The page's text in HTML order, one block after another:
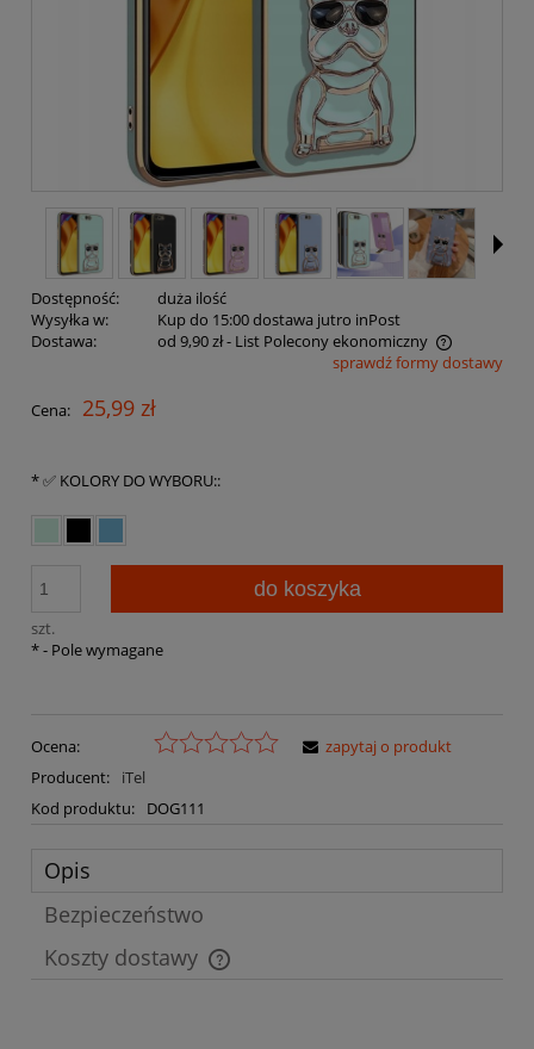
Dostępność:
duża ilość
Wysyłka w:
Kup do 15:00 dostawa jutro inPost
Dostawa:
od 9,90 zł- List Polecony ekonomiczny
Cena nie zawiera ewentualnych kosztów płatnościsprawdź formy dostawy
Cena: 25,99 zł
*✅ KOLORY DO WYBORU::
szt.
do koszyka
*- Pole wymagane
Ocena:
Producent:
iTel
Kod produktu:
DOG111
zapytaj o produkt
Opis
Bezpieczeństwo
Koszty dostawy
Cena nie zawiera ewentualnych kosztów płatności